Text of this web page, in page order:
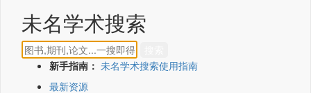
未名学术搜索
新手指南： 未名学术搜索使用指南
最新资源